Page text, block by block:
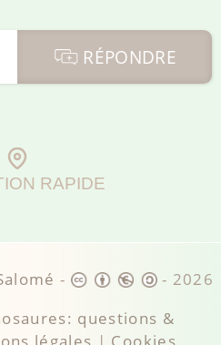
RÉPONDRE
RAPIDE
- - 2026
questions &
légales | Cookies